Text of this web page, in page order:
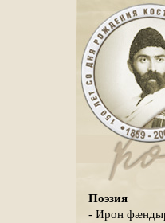
Поэзия
- Ирон